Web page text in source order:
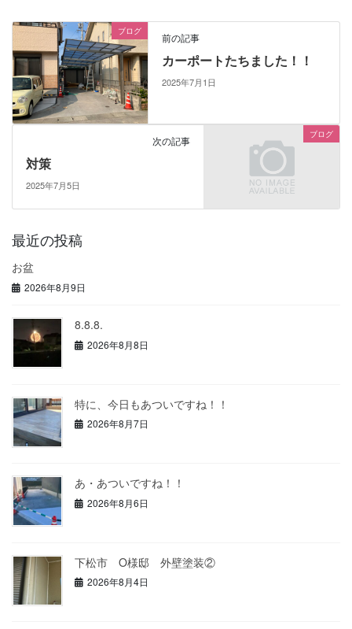
ブログ 前の記事
カーポートたちました！！
2025年7月1日
ブログ
次の記事
対策
2025年7月5日
最近の投稿
お盆
2026年8月9日
8.8.8.
2026年8月8日
特に、今日もあついですね！！
2026年8月7日
あ・あついですね！！
2026年8月6日
下松市 O様邸 外壁塗装②
2026年8月4日